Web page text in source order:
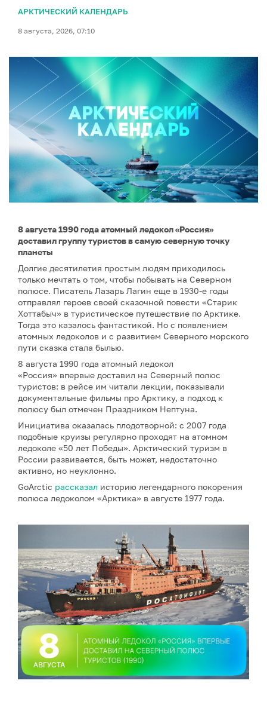
АРКТИЧЕСКИЙ КАЛЕНДАРЬ
8 августа, 2026, 07:10
8 августа 1990 года атомный ледокол «Россия»
доставил группу туристов в самую северную точку
планеты
Долгие десятилетия простым людям приходилось
только мечтать о том, чтобы побывать на Северном
полюсе. Писатель Лазарь Лагин еще в 1930-е годы
отправлял героев своей сказочной повести «Старик
Хоттабыч» в туристическое путешествие по Арктике.
Тогда это казалось фантастикой. Но с появлением
атомных ледоколов и с развитием Северного морского
пути сказка стала былью.
8 августа 1990 года атомный ледокол
«Россия» впервые доставил на Северный полюс
туристов: в рейсе им читали лекции, показывали
документальные фильмы про Арктику, а подход к
полюсу был отмечен Праздником Нептуна.
Инициатива оказалась плодотворной: с 2007 года
подобные круизы регулярно проходят на атомном
ледоколе «50 лет Победы». Арктический туризм в
России развивается, быть может, недостаточно
активно, но неуклонно.
GoArctic рассказал историю легендарного покорения
полюса ледоколом «Арктика» в августе 1977 года.